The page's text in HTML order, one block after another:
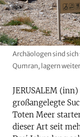
Archäologen sind sich
Qumran, lagern
JERUSALEM
großangelegte
Toten Meer
dieser Art seit